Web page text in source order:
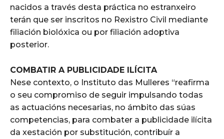
nacidos a través desta práctica no estranxeiro
terán que ser inscritos no Rexistro Civil mediante
filiación biolóxica ou por filiación adoptiva
posterior.
COMBATIR A PUBLICIDADE ILÍCITA
Nese contexto, o Instituto das Mulleres “reafirma
o seu compromiso de seguir impulsando todas
as actuacións necesarias, no ámbito das súas
competencias, para combater a publicidade ilícita
da xestación por substitución, contribuír a